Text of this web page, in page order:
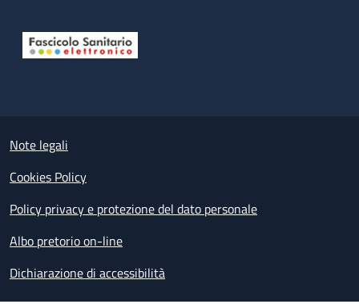
Small prints
Note legali
Cookies Policy
Policy privacy e protezione del dato personale
Albo pretorio on-line
Dichiarazione di accessibilità